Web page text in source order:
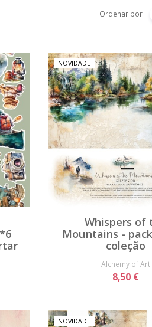
Ordenar por
NOVIDADE
Whispers of
Mountains -
coleção
Alchemy of Art
8,50 €
NOVIDADE